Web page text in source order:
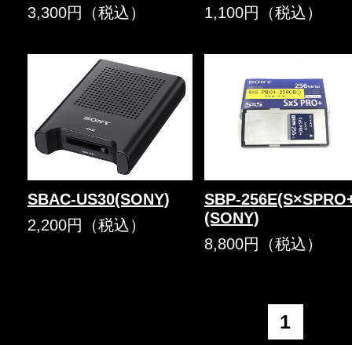
3,300円（税込）
1,100円（税込）
SBAC-US30(SONY)
2,200円（税込）
SBP-
(SONY)
8,800円（税込）
1